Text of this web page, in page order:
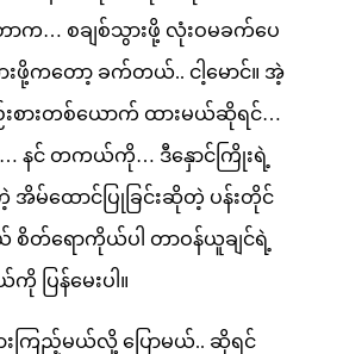
က… စချစ်သွားဖို့ လုံးဝမခက်ပေ
ဖို့ကတော့ ခက်တယ်.. ငါ့မောင်။ အဲ့
းစားတစ်ယောက် ထားမယ်ဆိုရင်…
… နင် တကယ်ကို… ဒီနှောင်ကြိုးရဲ့
မ်ထောင်ပြုခြင်းဆိုတဲ့ ပန်းတိုင်
တ်ရောကိုယ်ပါ တာဝန်ယူချင်ရဲ့
ြန်မေးပါ။
းကြည့်မယ်လို့ ပြောမယ်.. ဆိုရင်